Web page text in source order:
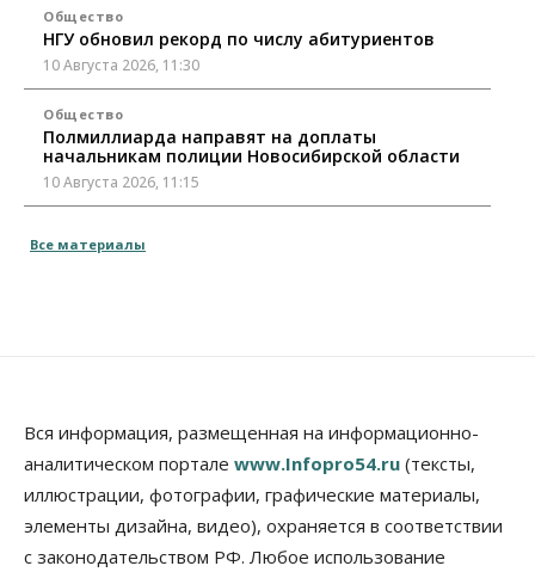
Общество
НГУ обновил рекорд по числу абитуриентов
10 Августа 2026, 11:30
Общество
Полмиллиарда направят на доплаты
начальникам полиции Новосибирской области
10 Августа 2026, 11:15
ПСБ нарастил объемы факторинга МСБ в
Бизнес Город Общество
Большая часть улиц в Новосибирске закрыта для
движения самокатов
10 Августа 2026, 10:00
Все материалы
Вся информация, размещенная на информационно-
аналитическом портале www.Infopro54.ru (тексты,
иллюстрации, фотографии, графические материалы,
элементы дизайна, видео), охраняется в соответствии
с законодательством РФ. Любое использование